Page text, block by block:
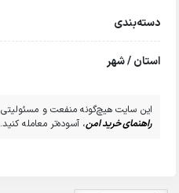
دسته‌بندی
استان / شهر
این سایت هیچ‌گونه منفعت و مسئولیتی
راهنمای خرید امن، آسوده‌تر معامله کنید.